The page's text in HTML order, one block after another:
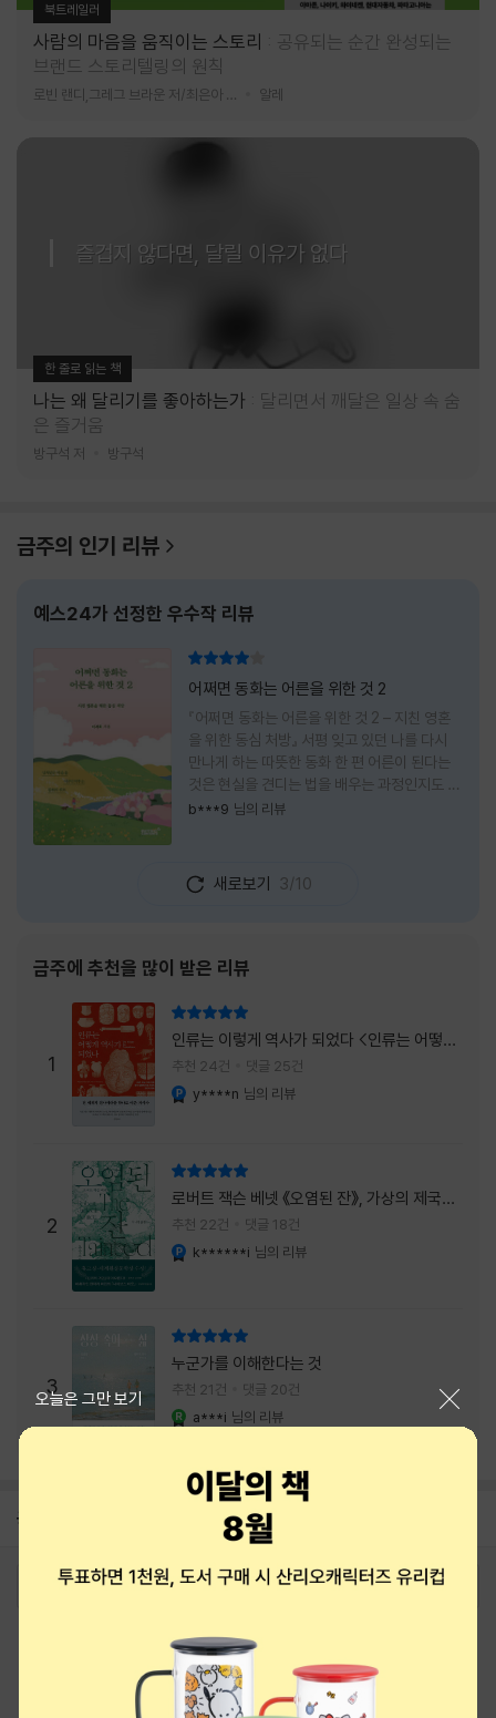
북트레일러
사람의 마음을 움직이는 스토리
공유되는 순간 완성되는
브랜드 스토리텔링의 원칙
알레
즐겁지 않다면, 달릴 이유가 없다
한 줄로 읽는 책
나는 왜 달리기를 좋아하는가
달리면서 깨달은 일상 속 숨
은 즐거움
방구석 저 방구석
금주의 인기 리뷰
예스24가 선정한 우수작 리뷰
어쩌면 동화는 어른을 위한 것 2
『어쩌면 동화는 어른을 위한 것 2 – 지친 영혼
을 위한 동심 처방』 서평 잊고 있던 나를 다시
만나게 하는 따뜻한 동화 한 편 어른이 된다는
것은 현실을 견디는 법을 배우는 과정인지도 모
른다. 해야 할 일은 늘어나고, 책임은 무거워지
효율과 성과를 먼저 생각하는 사람이 되어간다.
『어쩌면 동화는 어른을 위한 것 2 – 지친 영혼
목을 보았을 때는 동화를 다시 읽는 감성 에세
이 정도로 생각했다. 하지만 책장을 넘길수록
깨닫게 된다. 동화는 아이들만을 위한 이야기가
아니라, 삶에 지친 어른들의 마음을 치유하는
가장 순수한 언어라는 사실을 말이다. 이 책은
익숙한
b***9 님의 리뷰
새로보기 3/10
금주에 추천을 많이 받은 리뷰
1
인류는 이렇게 역사가 되었다 <인류는 어떻게
역사가 되었나>
추천 24건 댓글 25건
y****n 님의 리뷰
2
로버트 잭슨 베넷 《오염된 잔》, 가상의 제국이
주는 실감과 미스터리 사건의 치밀함이 이루어
내는 최상의 시너지...
추천 22건 댓글 18건
k******i 님의 리뷰
3
누군가를 이해한다는 것
추천 21건 댓글 20건
a***i 님의 리뷰
공지 8월 상품권+쿠폰+결제+추천 혜택모음
2026-08-01
오늘은 그만 보기
로그인 최근 본 상품 주문/배송
티켓 1544-6399
eBook 1:1문의/채팅상담
예스이십사(주) 사업자 정보